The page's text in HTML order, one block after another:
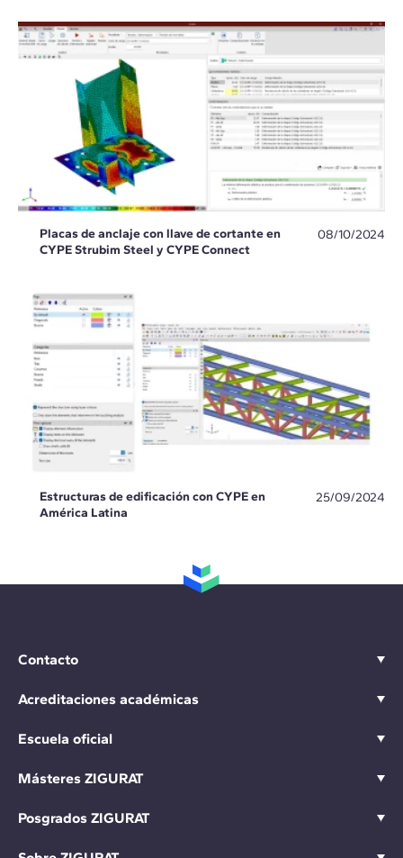
Placas de anclaje con llave de cortante en
CYPE Strubim Steel y CYPE Connect
08/10/2024
Estructuras de edificación con CYPE en
América Latina
25/09/2024
Contacto
Acreditaciones académicas
Escuela oficial
Másteres ZIGURAT
Posgrados ZIGURAT